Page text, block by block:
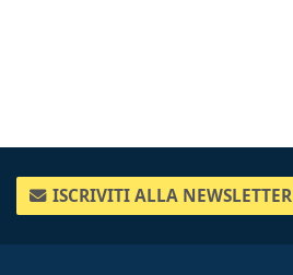
ISCRIVITI ALLA NEWSLETTER